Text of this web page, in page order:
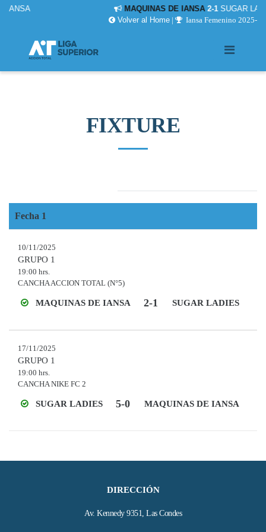
MAQUINAS DE IANSA 2-1SUGAR LADIES
Volver al Home | Iansa Femenino 2025-
FIXTURE
Fecha 1
10/11/2025
GRUPO 1
19:00 hrs.
CANCHA ACCION TOTAL (N°5)
MAQUINAS DE IANSA 2-1 SUGAR LADIES
17/11/2025
GRUPO 1
19:00 hrs.
CANCHA NIKE FC 2
SUGAR LADIES 5-0 MAQUINAS DE IANSA
DIRECCIÓN
Av. Kennedy 9351, Las Condes